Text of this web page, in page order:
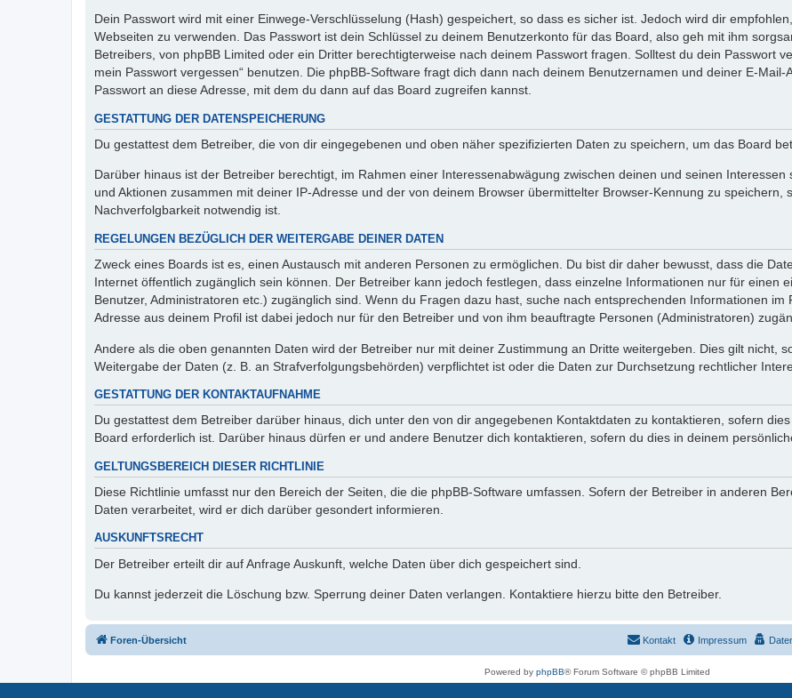
Dein Passwort wird mit einer Einwege-Verschlüsselung (Hash) gespeichert, so dass es sicher ist. Jedoch wird dir
Webseiten zu verwenden. Das Passwort ist dein Schlüssel zu deinem Benutzerkonto für das Board, also geh mit ihm
Betreibers, von phpBB Limited oder ein Dritter berechtigterweise nach deinem Passwort fragen. Solltest du dein Passwort
mein Passwort vergessen“ benutzen. Die phpBB-Software fragt dich dann nach deinem Benutzernamen und deiner E-
Passwort an diese Adresse, mit dem du dann auf das Board zugreifen kannst.
GESTATTUNG DER DATENSPEICHERUNG
Du gestattest dem Betreiber, die von dir eingegebenen und oben näher spezifizierten Daten zu speichern, um das Board
Darüber hinaus ist der Betreiber berechtigt, im Rahmen einer Interessenabwägung zwischen deinen und seinen
und Aktionen zusammen mit deiner IP-Adresse und der von deinem Browser übermittelter Browser-Kennung zu
Nachverfolgbarkeit notwendig ist.
REGELUNGEN BEZÜGLICH DER WEITERGABE DEINER DATEN
Zweck eines Boards ist es, einen Austausch mit anderen Personen zu ermöglichen. Du bist dir daher bewusst, dass die
Internet öffentlich zugänglich sein können. Der Betreiber kann jedoch festlegen, dass einzelne Informationen nur für einen
Benutzer, Administratoren etc.) zugänglich sind. Wenn du Fragen dazu hast, suche nach entsprechenden Informationen
Adresse aus deinem Profil ist dabei jedoch nur für den Betreiber und von ihm beauftragte Personen (Administratoren)
Andere als die oben genannten Daten wird der Betreiber nur mit deiner Zustimmung an Dritte weitergeben. Dies gilt nicht,
Weitergabe der Daten (z. B. an Strafverfolgungsbehörden) verpflichtet ist oder die Daten zur Durchsetzung rechtlicher
GESTATTUNG DER KONTAKTAUFNAHME
Du gestattest dem Betreiber darüber hinaus, dich unter den von dir angegebenen Kontaktdaten zu kontaktieren, sofern
Board erforderlich ist. Darüber hinaus dürfen er und andere Benutzer dich kontaktieren, sofern du dies in deinem
GELTUNGSBEREICH DIESER RICHTLINIE
Diese Richtlinie umfasst nur den Bereich der Seiten, die die phpBB-Software umfassen. Sofern der Betreiber in anderen
Daten verarbeitet, wird er dich darüber gesondert informieren.
AUSKUNFTSRECHT
Der Betreiber erteilt dir auf Anfrage Auskunft, welche Daten über dich gespeichert sind.
Du kannst jederzeit die Löschung bzw. Sperrung deiner Daten verlangen. Kontaktiere hierzu bitte den Betreiber.
Foren-Übersicht Impressum
Kontakt
Powered by phpBB® Forum Software © phpBB Limited